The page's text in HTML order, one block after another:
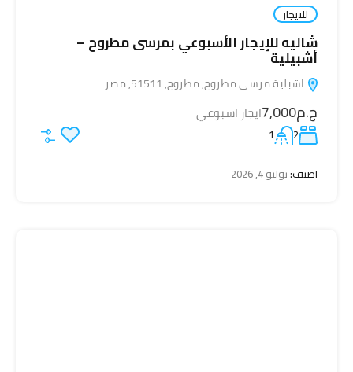
للايجار
شاليه للإيجار الأسبوعي بمرسى مطروح –
أشبيلية
اشبلية مرسى مطروح, مطروح, 51511, مصر
ج.م7,000 ايجار اسبوعي
2
1
اضيف:يوليو 4, 2026